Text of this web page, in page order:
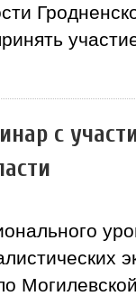
с